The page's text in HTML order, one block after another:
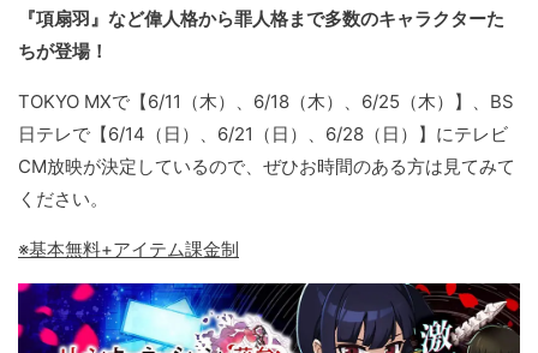
『項扇羽』など偉人格から罪人格まで多数のキャラクターた
ちが登場！
TOKYO MXで【6/11（木）、6/18（木）、6/25（木）】、BS
日テレで【6/14（日）、6/21（日）、6/28（日）】にテレビ
CM放映が決定しているので、ぜひお時間のある方は見てみて
ください。
※基本無料+アイテム課金制